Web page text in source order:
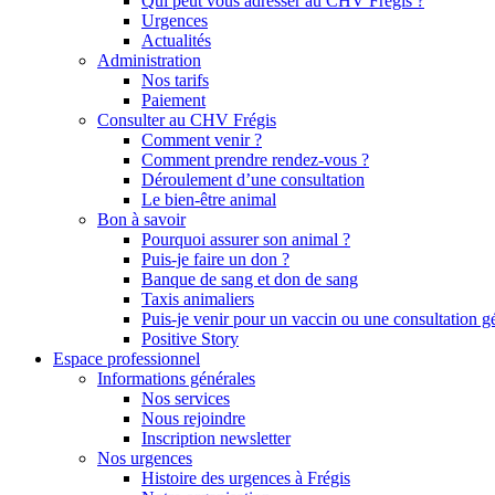
Urgences
Actualités
Administration
Nos tarifs
Paiement
Consulter au CHV Frégis
Comment venir ?
Comment prendre rendez-vous ?
Déroulement d’une consultation
Le bien-être animal
Bon à savoir
Pourquoi assurer son animal ?
Puis-je faire un don ?
Banque de sang et don de sang
Taxis animaliers
Puis-je venir pour un vaccin ou une consultation
Positive Story
Espace professionnel
Informations générales
Nos services
Nous rejoindre
Inscription newsletter
Nos urgences
Histoire des urgences à Frégis